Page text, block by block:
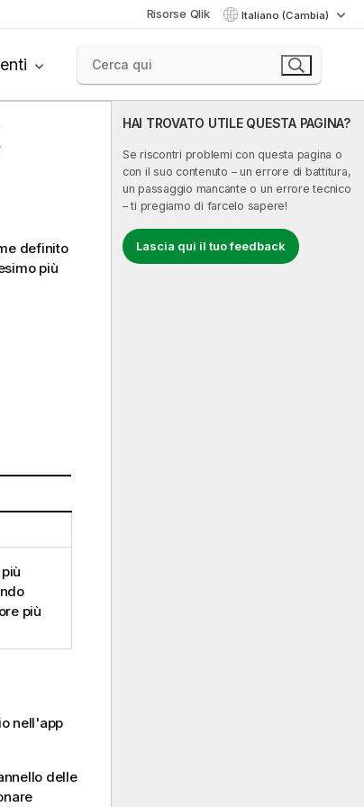
Risorse Qlik Italiano (Cambia)
HAI TROVATO UTILE QUESTA PAGINA?
Se riscontri problemi con questa pagina o
con il suo contenuto – un errore di battitura,
un passaggio mancante o un errore tecnico
– ti pregiamo di farcelo sapere!
Lascia qui il tuo feedback
definito
più
più
nell'app
delle